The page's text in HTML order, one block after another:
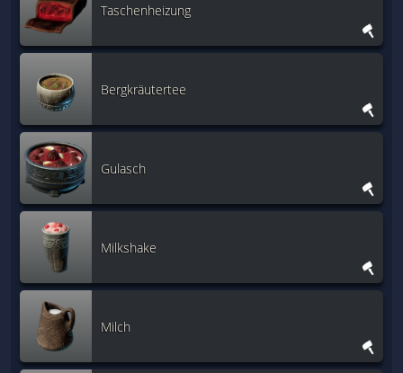
Taschenheizung
Bergkräutertee
Gulasch
Milkshake
Milch